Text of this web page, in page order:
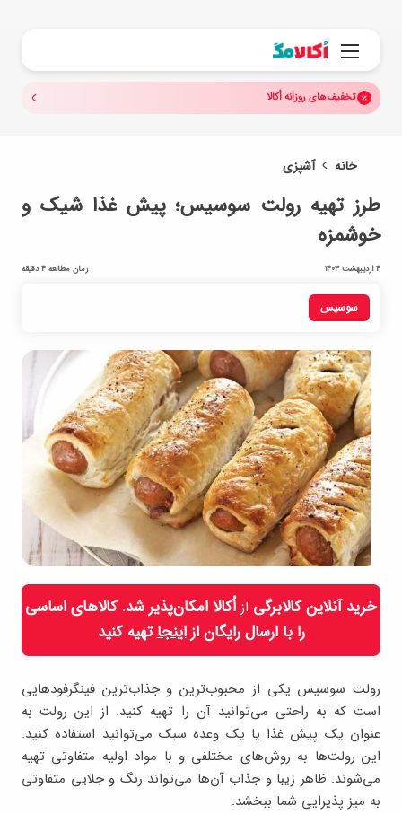
منو
تخفیف‌های روزانه اُکالا
خانه آشپزی
سوسیس
طرز تهیه رولت سوسیس؛ پیش غذا شیک و
خوشمزه
4 اردیبهشت 1403 زمان مطالعه 4 دقیقه
خرید آنلاین کالابرگی از اُکالا امکان‌پذیر شد. کالاهای اساسی
را با ارسال رایگان ازاینجاتهیه کنید
رولت سوسیس یکی از محبوب‌ترین و جذاب‌ترین فینگرفودهایی
است که به راحتی می‌توانید آن را تهیه کنید. از این رولت به
عنوان یک پیش غذا یا یک وعده سبک می‌توانید استفاده کنید.
این رولت‌ها به روش‌های مختلفی و با مواد اولیه متفاوتی تهیه
می‌شوند. ظاهر زیبا و جذاب آن‌ها می‌تواند رنگ و جلایی متفاوتی
به میز پذیرایی شما ببخشد.